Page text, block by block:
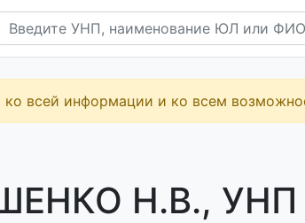
ко всей информации и ко всем
Н.В., УНП